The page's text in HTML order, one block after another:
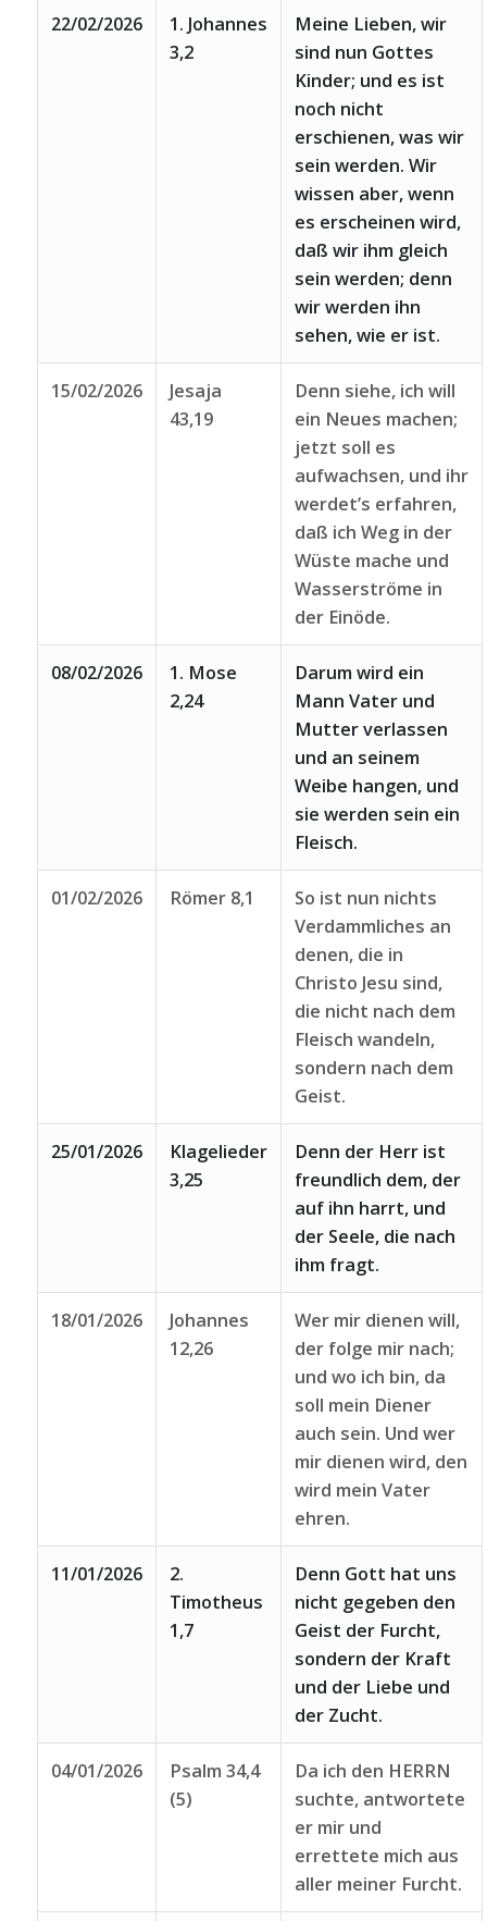
22/02/2026
1. Johannes
3,2
Meine Lieben, wir
sind nun Gottes
Kinder; und es ist
noch nicht
erschienen, was wir
sein werden. Wir
wissen aber, wenn
es erscheinen wird,
daß wir ihm gleich
sein werden; denn
wir werden ihn
sehen, wie er ist.
15/02/2026
Jesaja
43,19
Denn siehe, ich will
ein Neues machen;
jetzt soll es
aufwachsen, und ihr
werdet’s erfahren,
daß ich Weg in der
Wüste mache und
Wasserströme in
der Einöde.
08/02/2026
1. Mose
2,24
Darum wird ein
Mann Vater und
Mutter verlassen
und an seinem
Weibe hangen, und
sie werden sein ein
Fleisch.
01/02/2026 Römer 8,1
So ist nun nichts
Verdammliches an
denen, die in
Christo Jesu sind,
die nicht nach dem
Fleisch wandeln,
sondern nach dem
Geist.
25/01/2026
Klagelieder
3,25
Denn der Herr ist
freundlich dem, der
auf ihn harrt, und
der Seele, die nach
ihm fragt.
18/01/2026
Johannes
12,26
Wer mir dienen will,
der folge mir nach;
und wo ich bin, da
soll mein Diener
auch sein. Und wer
mir dienen wird, den
wird mein Vater
ehren.
11/01/2026
2.
Timotheus
1,7
Denn Gott hat uns
nicht gegeben den
Geist der Furcht,
sondern der Kraft
und der Liebe und
der Zucht.
04/01/2026
Psalm 34,4
(5)
Da ich den HERRN
suchte, antwortete
er mir und
errettete mich aus
aller meiner Furcht.